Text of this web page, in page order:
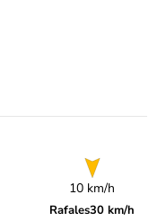
10 km/h
Rafales30 km/h